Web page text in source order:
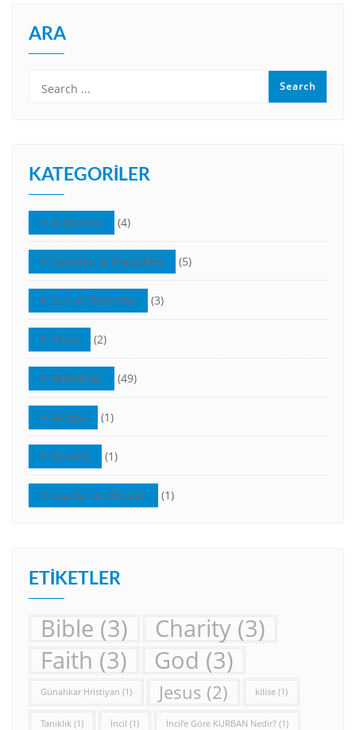
ARA
KATEGORILER
Araştırma (4)
Cevaplar & Makaleler (5)
Dua ve Tapınma (3)
Kilise (2)
Makaleler (49)
Medya (1)
Tanıklık (1)
Vaazlar ve Dersler (1)
ETIKETLER
Bible (3) Charity (3)
Faith (3) God (3)
Günahkar Hristiyan (1) Jesus (2) kilise (1)
Tanıklık (1) İncil (1) İncil’e Göre KURBAN Nedir? (1)